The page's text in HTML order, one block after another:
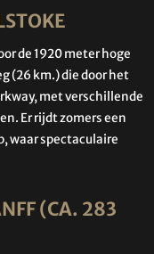
de 1920 meter hoge
(26 km.) die door het
met verschillende
Er rijdt zomers een
waar spectaculaire
(CA. 283